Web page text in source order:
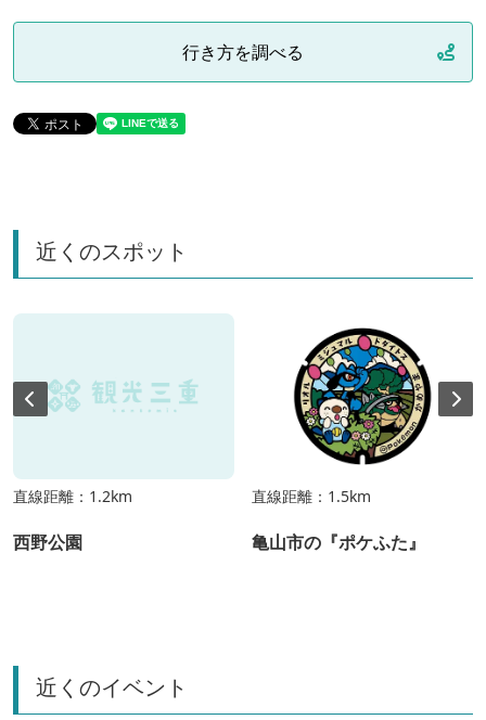
行き方を調べる
近くのスポット
直線距離：1.2km
西野公園
直線距離：1.5km
亀山市の『ポケふた』
近くのイベント